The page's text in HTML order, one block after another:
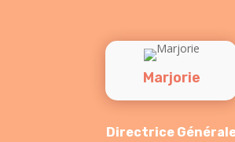
Marjorie
Directrice